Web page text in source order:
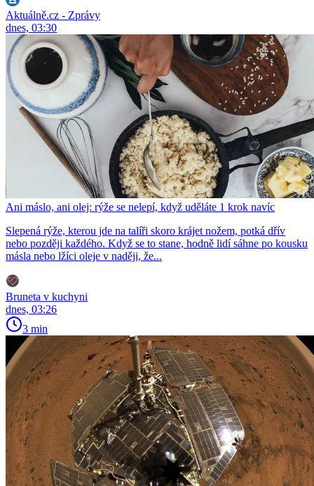
Aktuálně.cz - Zprávy
dnes, 03:30
Ani máslo, ani olej: rýže se nelepí, když uděláte 1 krok navíc
Slepená rýže, kterou jde na talíři skoro krájet nožem, potká dřív
nebo později každého. Když se to stane, hodně lidí sáhne po kousku
másla nebo lžíci oleje v naději, že...
Bruneta v kuchyni
dnes, 03:26
3 min